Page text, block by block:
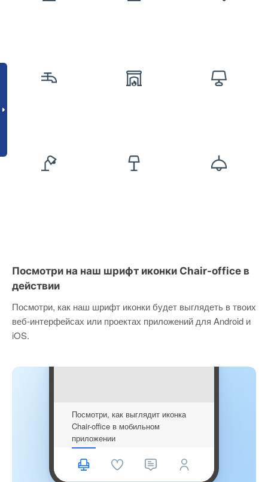
Посмотри на наш шрифт иконки Chair-office в
действии
Посмотри, как наш шрифт иконки будет выглядеть в твоих
веб-интерфейсах или проектах приложений для Android и
iOS.
Посмотри, как выглядит иконка
Chair-office в мобильном
приложении